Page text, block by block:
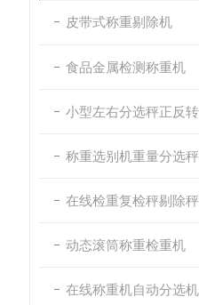
皮带式称重剔除机
食品金属检测称重机
小型左右分选秤正反转
称重选别机重量分选秤
在线检重复检秤剔除秤
动态滚筒称重检重机
在线称重机自动分选机